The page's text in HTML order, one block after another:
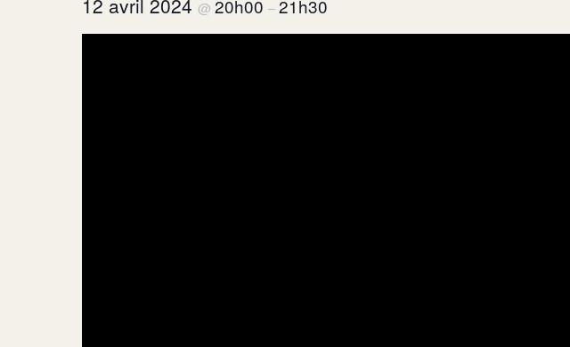
12 avril 2024 @ 20h00 –21h30